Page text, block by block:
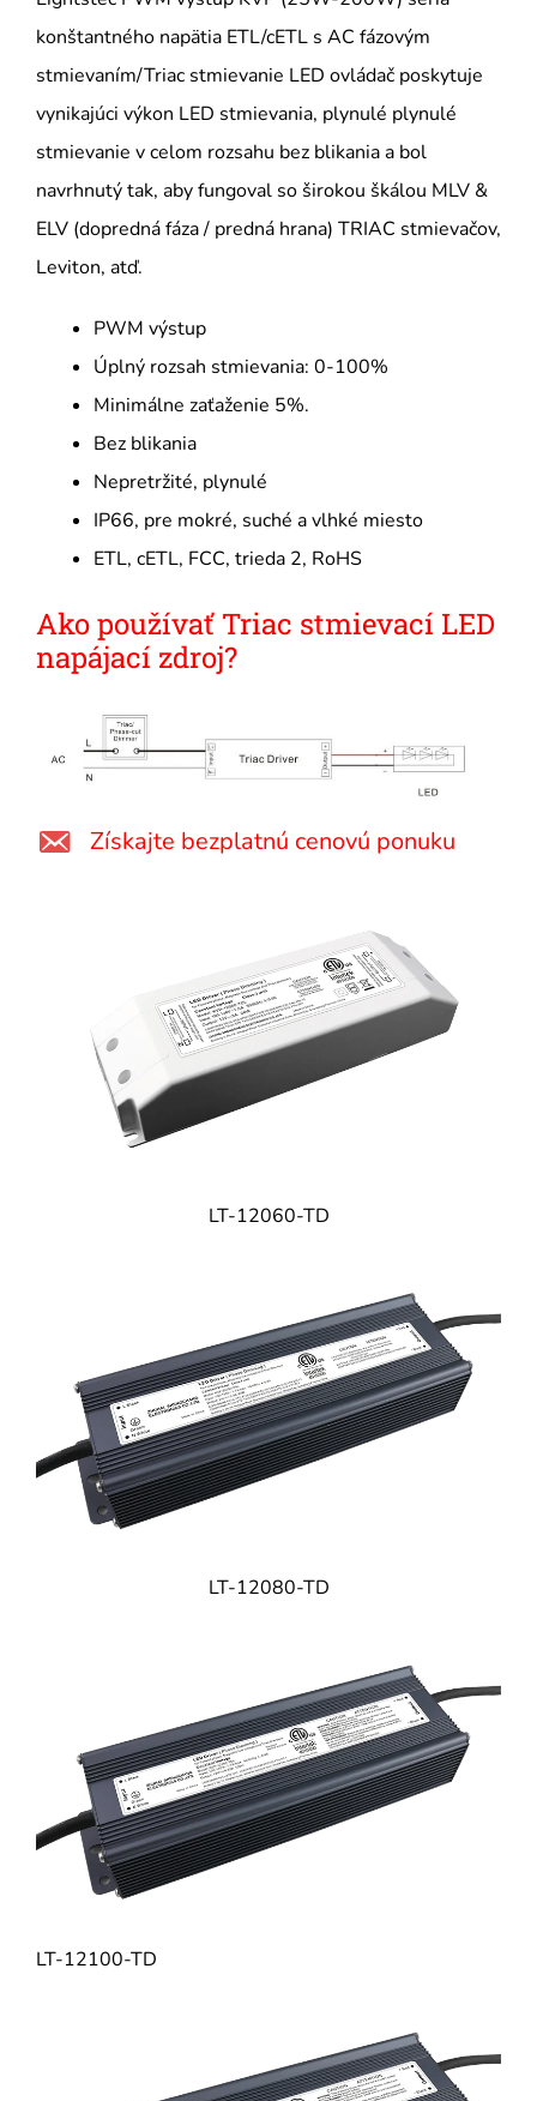
konštantného napätia ETL/cETL s AC fázovým
stmievaním/Triac stmievanie LED ovládač poskytuje
vynikajúci výkon LED stmievania, plynulé plynulé
stmievanie v celom rozsahu bez blikania a bol
navrhnutý tak, aby fungoval so širokou škálou MLV &
ELV (dopredná fáza / predná hrana) TRIAC stmievačov,
Leviton, atď.
PWM výstup
Úplný rozsah stmievania: 0-100%
Minimálne zaťaženie 5%.
Bez blikania
Nepretržité, plynulé
IP66, pre mokré, suché a vlhké miesto
ETL, cETL, FCC, trieda 2, RoHS
Ako používať Triac stmievací LED
napájací zdroj?
Získajte bezplatnú cenovú ponuku
LT-12060-TD
LT-12080-TD
LT-12100-TD